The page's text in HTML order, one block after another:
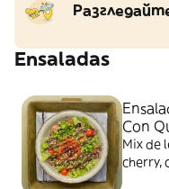
Ensaladas
Con
Mix de
cherry,